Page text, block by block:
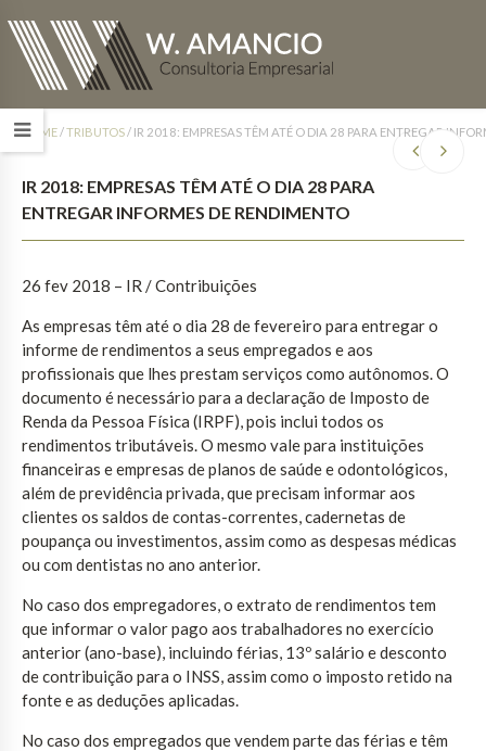
HOME/TRIBUTOS/ IR 2018: EMPRESAS TÊM ATÉ O DIA 28 PARA ENTREGAR
IR 2018: EMPRESAS TÊM ATÉ O DIA 28 PARA
ENTREGAR INFORMES DE RENDIMENTO
26 fev 2018 – IR / Contribuições
As empresas têm até o dia 28 de fevereiro para entregar o
informe de rendimentos a seus empregados e aos
profissionais que lhes prestam serviços como autônomos. O
documento é necessário para a declaração de Imposto de
Renda da Pessoa Física (IRPF), pois inclui todos os
rendimentos tributáveis. O mesmo vale para instituições
financeiras e empresas de planos de saúde e odontológicos,
além de previdência privada, que precisam informar aos
clientes os saldos de contas-correntes, cadernetas de
poupança ou investimentos, assim como as despesas médicas
ou com dentistas no ano anterior.
No caso dos empregadores, o extrato de rendimentos tem
que informar o valor pago aos trabalhadores no exercício
anterior (ano-base), incluindo férias, 13º salário e desconto
de contribuição para o INSS, assim como o imposto retido na
fonte e as deduções aplicadas.
No caso dos empregados que vendem parte das férias e têm